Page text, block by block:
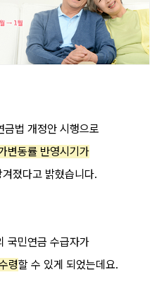
금법 개정안 시행으로
변동률 반영시기가
겨졌다고 밝혔습니다.
국민연금 수급자가
령할 수 있게 되었는데요.